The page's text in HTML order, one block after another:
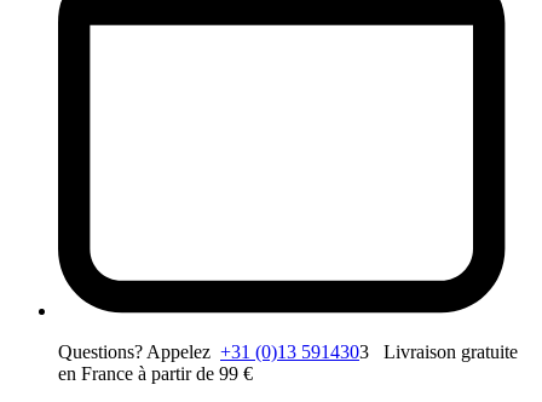
Questions? Appelez +31 (0)13 5914303 Livraison gratuite
en France à partir de 99 €